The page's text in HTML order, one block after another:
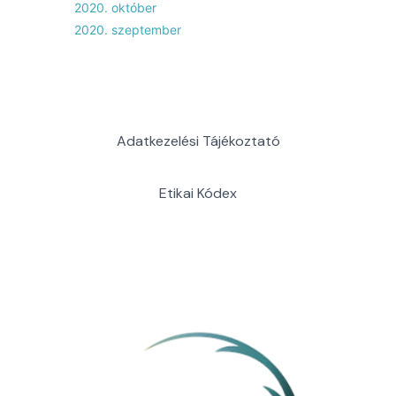
2020. október
2020. szeptember
Adatkezelési Tájékoztató
Etikai Kódex